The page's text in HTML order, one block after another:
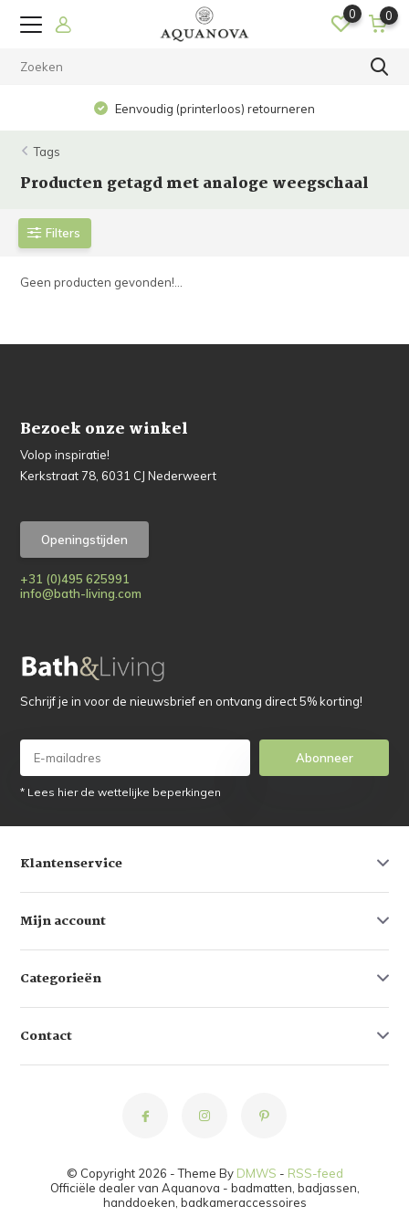
0 0
Eenvoudig (printerloos) retourneren
Tags
Producten getagd met analoge weegschaal
Filters
Geen producten gevonden!...
Bezoek onze winkel
Volop inspiratie!
Kerkstraat 78, 6031 CJ Nederweert
Openingstijden
+31 (0)495 625991
info@bath-living.com
Schrijf je in voor de nieuwsbrief en ontvang direct 5% korting!
Abonneer
* Lees hier de wettelijke beperkingen
Klantenservice
Mijn account
Categorieën
Contact
© Copyright 2026 - Theme By DMWS - RSS-feed
Officiële dealer van Aquanova - badmatten, badjassen,
handdoeken, badkameraccessoires